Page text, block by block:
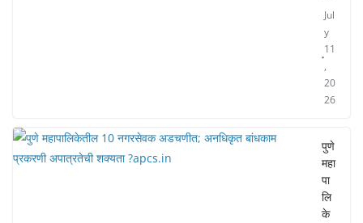
Jul
y
11
,
20
26
पुणे
महा
पा
लि
के